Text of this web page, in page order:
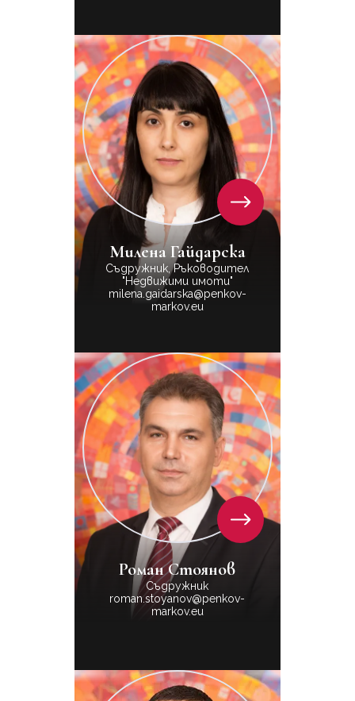
Милена Гайдарска
Съдружник, Ръководител
"Недвижими имоти"
milena.gaidarska@penkov-
markov.eu
Роман Стоянов
Съдружник
roman.stoyanov@penkov-
markov.eu